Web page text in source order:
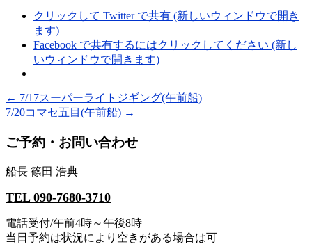
クリックして Twitter で共有 (新しいウィンドウで開き
ます)
Facebook で共有するにはクリックしてください (新し
いウィンドウで開きます)
← 7/17スーパーライトジギング(午前船)
7/20コマセ五目(午前船) →
ご予約・お問い合わせ
船長 篠田 浩典
TEL 090-7680-3710
電話受付/午前4時～午後8時
当日予約は状況により空きがある場合は可